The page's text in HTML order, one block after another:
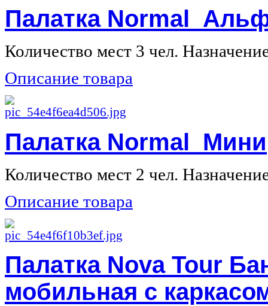
Палатка Normal
Количество мест 3 чел.
Описание товара
Палатка Normal Мини
Количество мест 2 чел.
Описание товара
Палатка Nova Tour
мобильная с